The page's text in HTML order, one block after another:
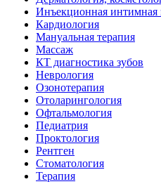
Инъекционная интимная
Кардиология
Мануальная терапия
Массаж
КТ диагностика зубов
Неврология
Озонотерапия
Отоларингология
Офтальмология
Педиатрия
Проктология
Рентген
Стоматология
Терапия